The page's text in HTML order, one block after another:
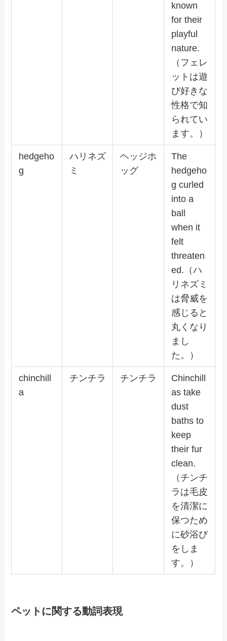
known
for their
playful
nature.
（フェレ
ットは遊
び好きな
性格で知
られてい
ます。）
hedgeho
g
ハリネズ
ミ
ヘッジホ
ッグ
The
hedgeho
g curled
into a
ball
when it
felt
threaten
ed.（ハ
リネズミ
は脅威を
感じると
丸くなり
まし
た。）
chinchill
a
チンチラ チンチラ
Chinchill
as take
dust
baths to
keep
their fur
clean.
（チンチ
ラは毛皮
を清潔に
保つため
に砂浴び
をしま
す。）
ペットに関する動詞表現